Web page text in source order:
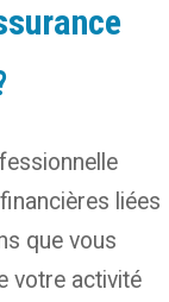
liées
que vous
votre activité